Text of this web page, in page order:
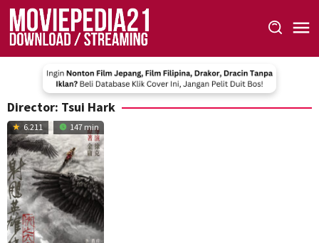
Skip
content
Director: Tsui Hark
6.211 147 min